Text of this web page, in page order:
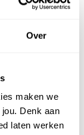
Over
maken we
Denk aan
laten werken